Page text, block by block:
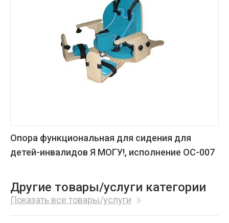
Опора функциональная для сидения для
детей-инвалидов Я МОГУ!, исполнение ОС-007
Другие товары/услуги категории
Показать все товары/услуги